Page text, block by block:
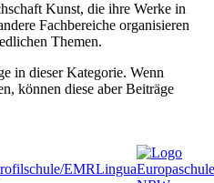
Kunst, die ihre Werke in
Fachbereiche organisieren
Themen.
in dieser Kategorie. Wenn
können diese aber Beiträge